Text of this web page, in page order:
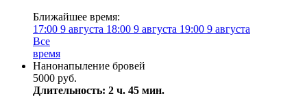
Ближайшее время:
17:00 9 августа 18:00 9 августа 19:00 9 августа
Все
время
Нанонапыление бровей
5000 руб.
Длительность: 2 ч. 45 мин.